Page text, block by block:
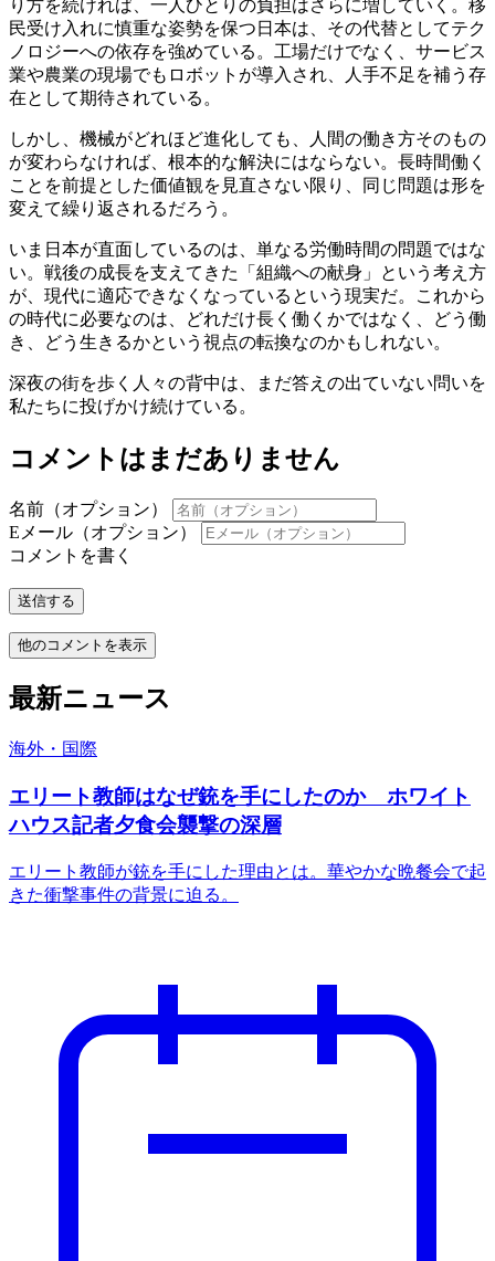
り方を続ければ、一人ひとりの負担はさらに増していく。移
民受け入れに慎重な姿勢を保つ日本は、その代替としてテク
ノロジーへの依存を強めている。工場だけでなく、サービス
業や農業の現場でもロボットが導入され、人手不足を補う存
在として期待されている。
しかし、機械がどれほど進化しても、人間の働き方そのもの
が変わらなければ、根本的な解決にはならない。長時間働く
ことを前提とした価値観を見直さない限り、同じ問題は形を
変えて繰り返されるだろう。
いま日本が直面しているのは、単なる労働時間の問題ではな
い。戦後の成長を支えてきた「組織への献身」という考え方
が、現代に適応できなくなっているという現実だ。これから
の時代に必要なのは、どれだけ長く働くかではなく、どう働
き、どう生きるかという視点の転換なのかもしれない。
深夜の街を歩く人々の背中は、まだ答えの出ていない問いを
私たちに投げかけ続けている。
コメントはまだありません
名前（オプション）
Eメール（オプション）
コメントを書く
送信する
他のコメントを表示
最新ニュース
海外・国際
エリート教師はなぜ銃を手にしたのか ホワイト
ハウス記者夕食会襲撃の深層
エリート教師が銃を手にした理由とは。華やかな晩餐会で起
きた衝撃事件の背景に迫る。